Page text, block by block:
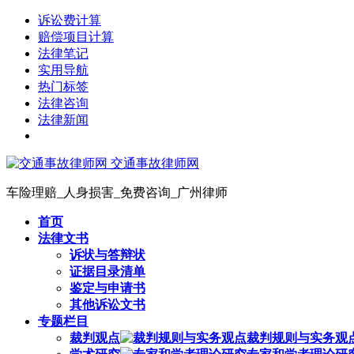
诉讼费计算
赔偿项目计算
法律笔记
实用导航
热门标签
法律咨询
法律新闻
交通事故律师网
车险理赔_人身损害_免费咨询_广州律师
首页
法律文书
诉状与答辩状
证据目录清单
鉴定与申请书
其他诉讼文书
专题栏目
裁判观点
裁判规则与实务观